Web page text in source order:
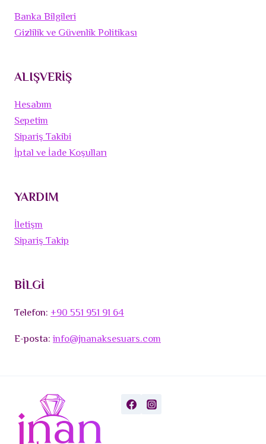
Banka Bilgileri
Gizlilik ve Güvenlik Politikası
ALIŞVERİŞ
Hesabım
Sepetim
Sipariş Takibi
İptal ve İade Koşulları
YARDIM
İletişm
Sipariş Takip
BİLGİ
Telefon:+90 551 951 91 64
E-posta:info@jnanaksesuars.com